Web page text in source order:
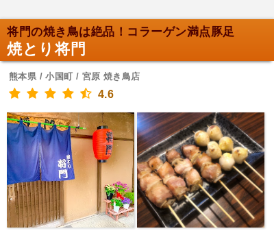
将門の焼き鳥は絶品！コラーゲン満点豚足
焼とり将門
熊本県 / 小国町 / 宮原 焼き鳥店
4.6